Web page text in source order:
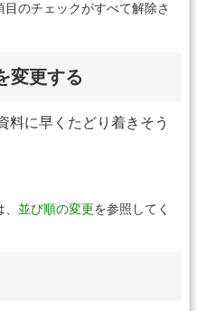
のチェックがすべて解除さ
変更する
料に早くたどり着きそう
並び順の変更を参照してく